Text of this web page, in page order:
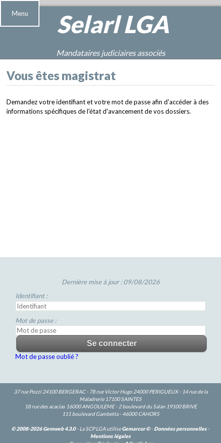
SelarlLGA
Mandataires judiciaires associés
Menu
Vous êtes magistrat
Demandez votre identifiant et votre mot de passe afin d'accéder à des
informations spécifiques de l'état d'avancement de vos dossiers.
Dernière mise à jour : 09/08/2026
Identifiant :
Mot de passe :
Mot de passe oublié ?
37 rue Pozzi 24100 BERGERAC - 78 rue Victor Hugo 24000 PERIGUEUX - 14 rue de la
Maladrerie 17100 SAINTES
18 rue des acacias 16000 ANGOULEME - 2 boulevard du Salan 19100 BRIVE
111 boulevard Gambetta - 46000 CAHORS
© 2008-2026 Gemweb 4.3.0- La SCP LGA utiliseGemarcur ©- Données personnelles-
Mentions légales